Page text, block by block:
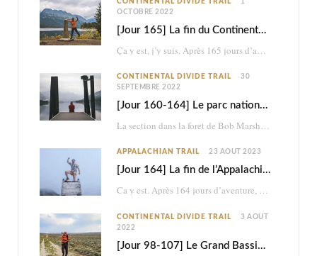
OCTOBRE 2022
[Jour 165] La fin du Continental Divide Trail
Ça y est, j’y suis. Après 165 jours d’aventure et 2870km à pied, je touche…
CONTINENTAL DIVIDE TRAIL
30
SEPTEMBRE 2022
[Jour 160-164] Le parc national des Glaciers
La section dans la foret de Bob Marshall était très belle, mais ce n’était à…
APPALACHIAN TRAIL 23 AOÛT 2023
[Jour 164] La fin de l’Appalachian Trail
Ca y est. Après 164 jours d’aventure, je termine les 2198,4 miles (3517km) de l’Appalachian…
CONTINENTAL DIVIDE TRAIL
3 AOÛT
2022
[Jour 98-107] Le Grand Bassin : brutal et psychédélique retour dans le désert